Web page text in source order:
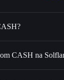
CASH na
Solflare